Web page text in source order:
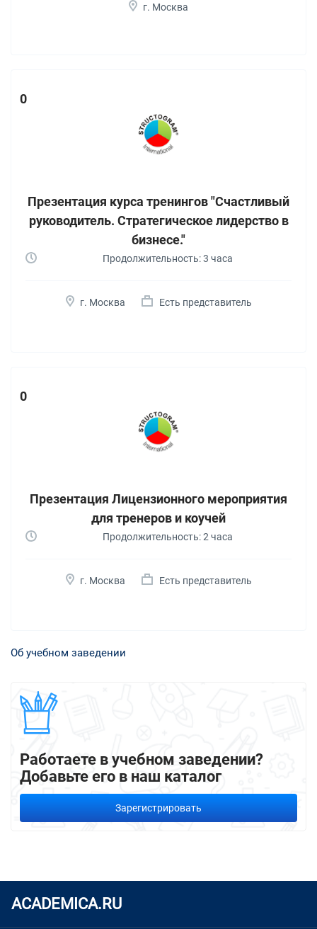
г. Москва
0
Презентация курса тренингов "Счастливый
руководитель. Стратегическое лидерство в
бизнесе."
Продолжительность: 3 часа
г. Москва Есть представитель
0
Презентация Лицензионного мероприятия
для тренеров и коучей
Продолжительность: 2 часа
г. Москва Есть представитель
Об учебном заведении
Работаете в учебном заведении?
Добавьте его в наш каталог
Зарегистрировать
ACADEMICA.RU